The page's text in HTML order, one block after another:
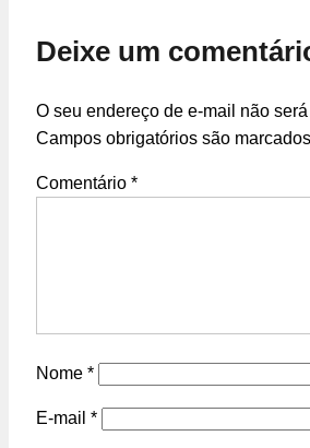
Deixe um
O seu endereço de e-mail não
Campos obrigatórios são
Comentário *
Nome *
E-mail *